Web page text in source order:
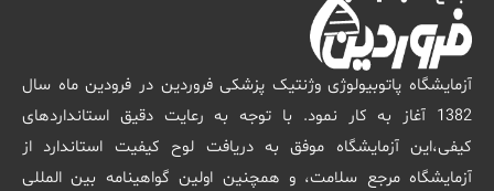
آزمایشگاه پاتوبیولوژی وژنتیک پزشکی فروردین در فرودین ماه سال
1382 آغاز به کار نمود. با توجه به رعایت دقیق استانداردهای
کیفی،این آزمایشگاه موفق به دریافت لوح کیفیت استاندارد از
آزمایشگاه مرجع سلامت، و همچنین اولین گواهینامه بین المللی